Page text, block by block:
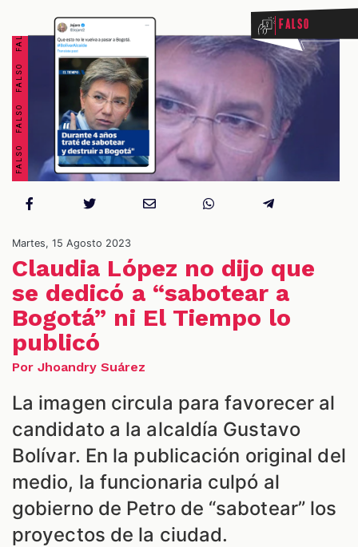
Falso
Martes, 15 Agosto 2023
Claudia López no dijo que
se dedicó a “sabotear a
Bogotá” ni El Tiempo lo
publicó
Por Jhoandry Suárez
La imagen circula para favorecer al
candidato a la alcaldía Gustavo
Bolívar. En la publicación original del
medio, la funcionaria culpó al
gobierno de Petro de “sabotear” los
proyectos de la ciudad.